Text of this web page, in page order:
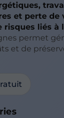
et perte de
liés à
permet
et de